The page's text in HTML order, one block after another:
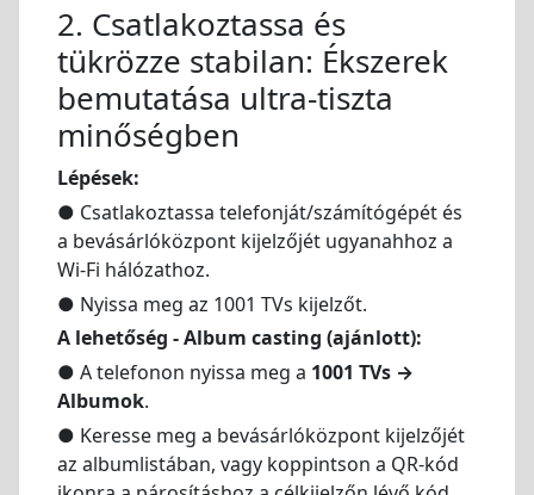
2. Csatlakoztassa és
tükrözze stabilan: Ékszerek
bemutatása ultra-tiszta
minőségben
Lépések:
● Csatlakoztassa telefonját/számítógépét és
a bevásárlóközpont kijelzőjét ugyanahhoz a
Wi-Fi hálózathoz.
● Nyissa meg az 1001 TVs kijelzőt.
A lehetőség - Album casting (ajánlott):
● A telefonon nyissa meg a 1001 TVs →
Albumok.
● Keresse meg a bevásárlóközpont kijelzőjét
az albumlistában, vagy koppintson a QR-kód